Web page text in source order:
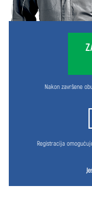
Nakon završene
Registracija